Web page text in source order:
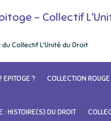
– Collectif
Collectif L'Unité du Droit
EPITOGE ? COLLECTION ROUGE
: HISTOIRE(S) DU DROIT